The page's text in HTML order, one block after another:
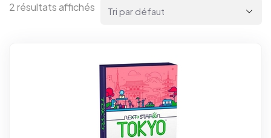
2 résultats affichés